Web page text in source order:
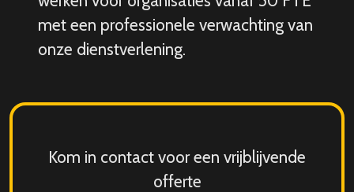
met een professionele verwachting van
onze dienstverlening.
Kom in contact voor een vrijblijvende
offerte